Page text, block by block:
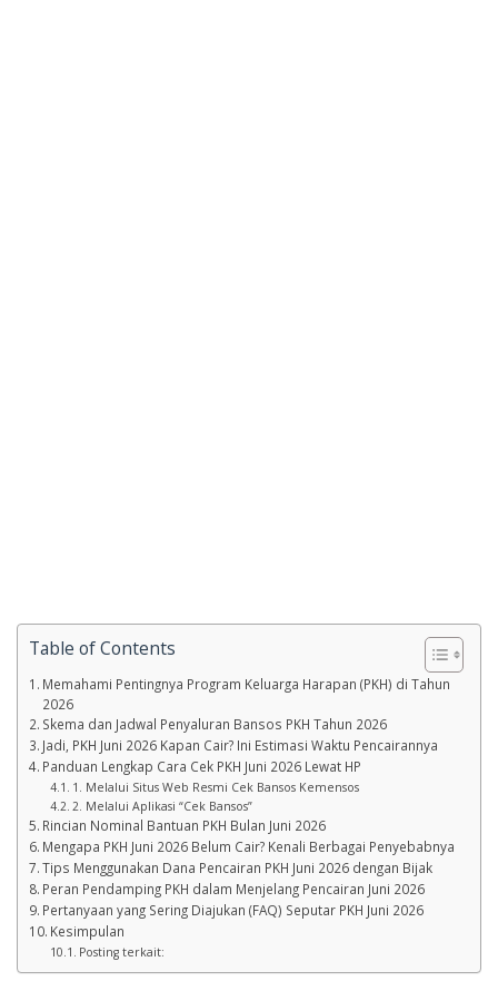
Table of Contents
Memahami Pentingnya Program Keluarga Harapan (PKH) di Tahun
2026
Skema dan Jadwal Penyaluran Bansos PKH Tahun 2026
Jadi, PKH Juni 2026 Kapan Cair? Ini Estimasi Waktu Pencairannya
Panduan Lengkap Cara Cek PKH Juni 2026 Lewat HP
1. Melalui Situs Web Resmi Cek Bansos Kemensos
2. Melalui Aplikasi “Cek Bansos”
Rincian Nominal Bantuan PKH Bulan Juni 2026
Mengapa PKH Juni 2026 Belum Cair? Kenali Berbagai Penyebabnya
Tips Menggunakan Dana Pencairan PKH Juni 2026 dengan Bijak
Peran Pendamping PKH dalam Menjelang Pencairan Juni 2026
Pertanyaan yang Sering Diajukan (FAQ) Seputar PKH Juni 2026
Kesimpulan
Posting terkait: